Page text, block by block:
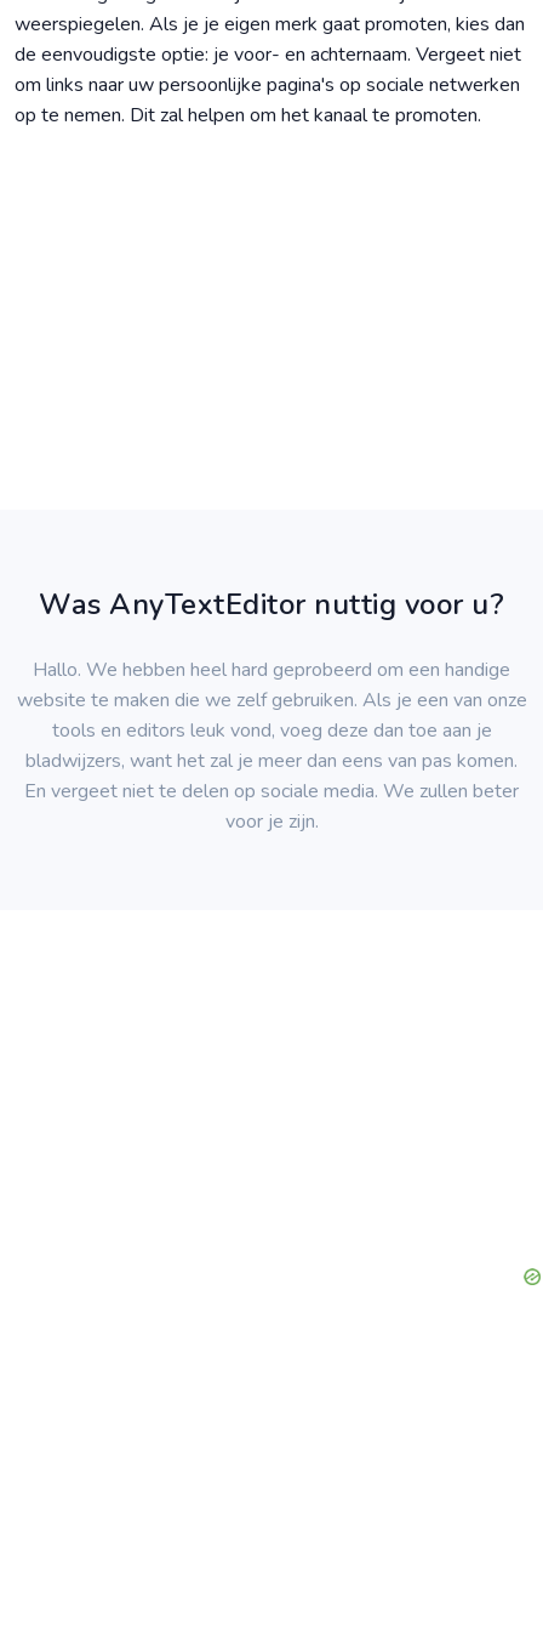
weerspiegelen. Als je je eigen merk gaat promoten, kies dan
de eenvoudigste optie: je voor- en achternaam. Vergeet niet
om links naar uw persoonlijke pagina's op sociale netwerken
op te nemen. Dit zal helpen om het kanaal te promoten.
Was AnyTextEditor nuttig voor u?
Hallo. We hebben heel hard geprobeerd om een handige
website te maken die we zelf gebruiken. Als je een van onze
tools en editors leuk vond, voeg deze dan toe aan je
bladwijzers, want het zal je meer dan eens van pas komen.
En vergeet niet te delen op sociale media. We zullen beter
voor je zijn.